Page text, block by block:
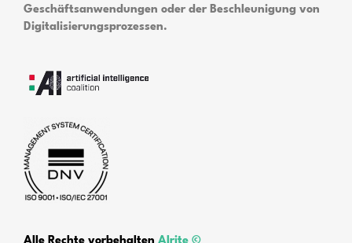
Geschäftsanwendungen oder der Beschleunigung von
Digitalisierungsprozessen.